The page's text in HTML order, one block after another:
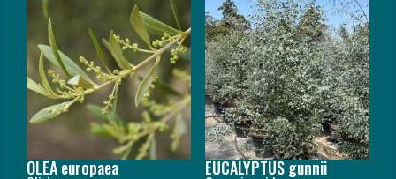
OLEA europaea EUCALYPTUS gunnii